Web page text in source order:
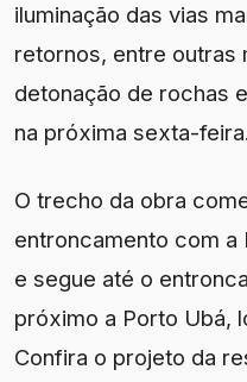
iluminação das vias
retornos, entre outras
detonação de rochas
na próxima sexta-feira.
O trecho da obra
entroncamento com a
e segue até o
próximo a Porto Ubá,
Confira o projeto da